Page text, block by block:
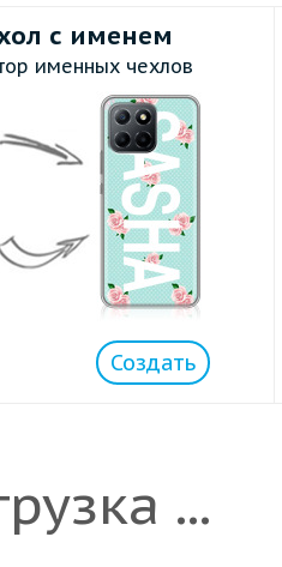
с именем
именных чехлов
Создать
...